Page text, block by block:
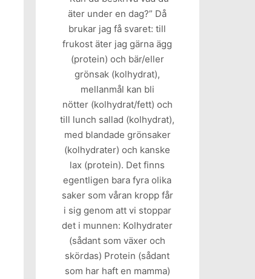
äter under en dag?” Då
brukar jag få svaret: till
frukost äter jag gärna ägg
(protein) och bär/eller
grönsak (kolhydrat),
mellanmål kan bli
nötter (kolhydrat/fett) och
till lunch sallad (kolhydrat),
med blandade grönsaker
(kolhydrater) och kanske
lax (protein). Det finns
egentligen bara fyra olika
saker som våran kropp får
i sig genom att vi stoppar
det i munnen: Kolhydrater
(sådant som växer och
skördas) Protein (sådant
som har haft en mamma)